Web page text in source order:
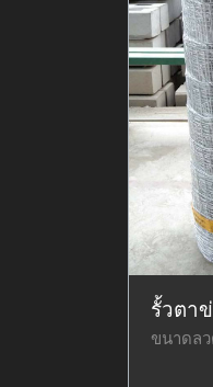
รั้วตา
ขนาดล